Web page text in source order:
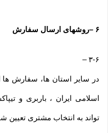
۶ –روشهای ارسال سفارش
۳-۶–
در سایر استان ها، سفارش
اسلامی ایران ، باربری و
تواند به انتخاب مشتری تعیین